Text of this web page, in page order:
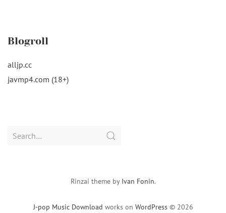
Blogroll
alljp.cc
javmp4.com (18+)
Search
J-pop Music Download works on WordPress © 2026
Rinzai theme by Ivan Fonin.